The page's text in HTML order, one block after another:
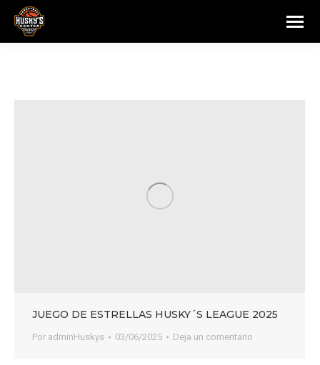
JUEGO DE ESTRELLAS HUSKY´S LEAGUE 2025
Por adminHuskys 03/06/2025 Deja un comentario